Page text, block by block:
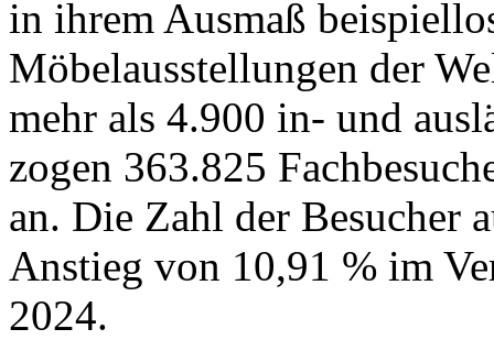
in ihrem Ausmaß
Möbelausstellungen der
mehr als 4.900 in- und
zogen 363.825
an. Die Zahl der Besucher
Anstieg von 10,91 % im
2024.